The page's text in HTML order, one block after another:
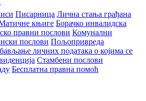
Писарница Лична стања грађана
књиге Борачко инвалидска
правни послови Комунални
послови Пољопривреда
личних података о којима се
Стамбени послови
Бесплатна правна помоћ